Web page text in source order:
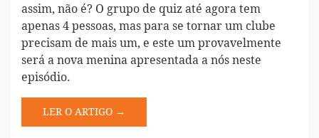
assim, não é? O grupo de quiz até agora tem
apenas 4 pessoas, mas para se tornar um clube
precisam de mais um, e este um provavelmente
será a nova menina apresentada a nós neste
episódio.
LER O ARTIGO →